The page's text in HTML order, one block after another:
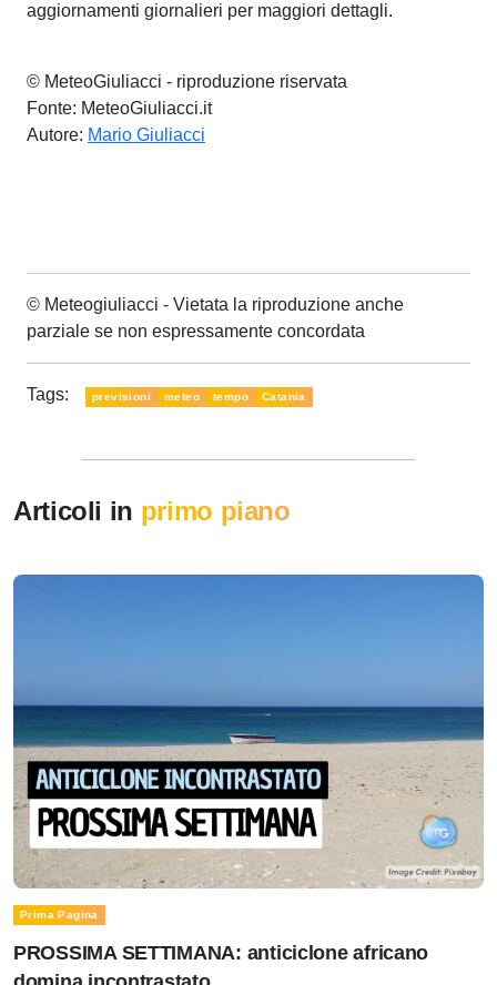
aggiornamenti giornalieri per maggiori dettagli.
© MeteoGiuliacci - riproduzione riservata
Fonte: MeteoGiuliacci.it
Autore: Mario Giuliacci
© Meteogiuliacci - Vietata la riproduzione anche
parziale se non espressamente concordata
Tags: previsioni meteo tempo Catania
Articoli in primo piano
Prima Pagina
PROSSIMA SETTIMANA: anticiclone africano